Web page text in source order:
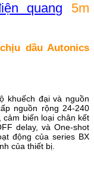
quang 5m
dầu Autonics
khuếch đại và nguồn
nguồn rộng 24-240
cảm biến loại chân kết
delay, và One-shot
động của series BX
của thiết bị.